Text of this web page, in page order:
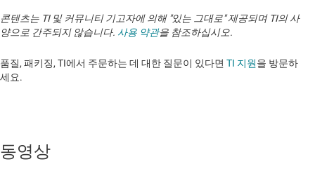
콘텐츠는 TI 및 커뮤니티 기고자에 의해 "있는 그대로" 제공되며 TI의 사
양으로 간주되지 않습니다. 사용 약관을 참조하십시오.
품질, 패키징, TI에서 주문하는 데 대한 질문이 있다면 TI 지원을 방문하
세요. ​​​​​​​​​​​​​​
동영상